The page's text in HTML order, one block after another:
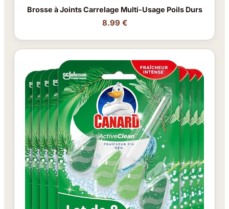
Brosse à Joints Carrelage Multi-Usage Poils Durs
8.99 €